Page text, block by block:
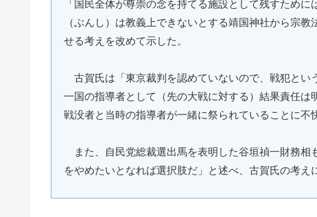
（ぶんし）は教義上できないとする靖国神社から宗
せる考えを改めて示した。
古賀氏は「東京裁判を認めていないので、戦犯と
一国の指導者として（先の大戦に対する）結果責任
戦没者と当時の指導者が一緒に祭られていることに不
また、自民党総裁選出馬を表明した谷垣禎一財務相
をやめたいとなれば選択肢だ」と述べ、古賀氏の考え